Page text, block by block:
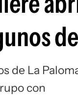
de La
con